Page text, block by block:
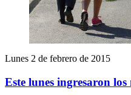
Lunes 2 de febrero de 2015
Este lunes ingresaron